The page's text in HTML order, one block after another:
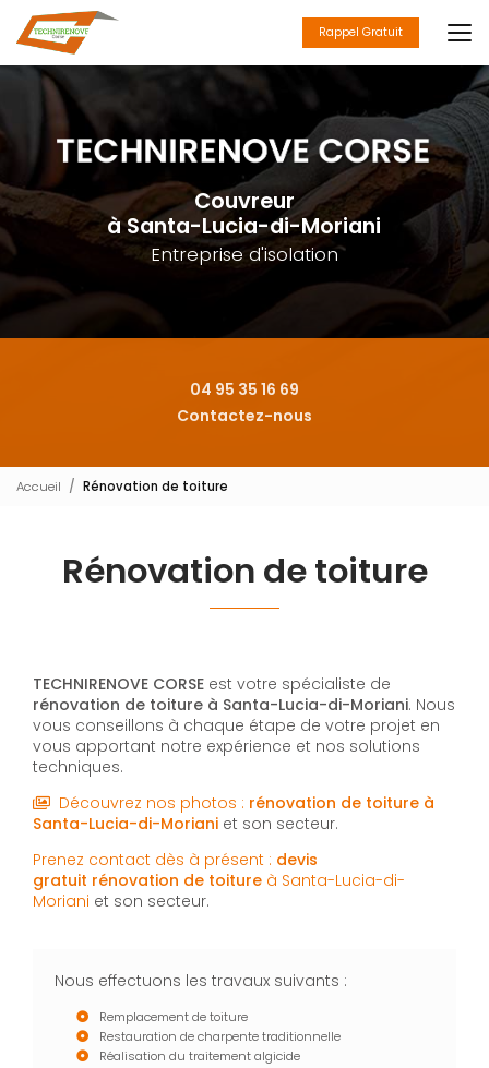
au
contenu
principal
Rappel Gratuit
Couvreur
à Santa-Lucia-di-Moriani
Entreprise d'isolation
04 95 35 16 69
Contactez-nous
Accueil Rénovation de toiture
Rénovation de toiture
TECHNIRENOVE CORSE est votre spécialiste de
rénovation de toiture à Santa-Lucia-di-Moriani. Nous
vous conseillons à chaque étape de votre projet en
vous apportant notre expérience et nos solutions
techniques.
Découvrez nos photos : rénovation de toiture à
Santa-Lucia-di-Moriani et son secteur.
Prenez contact dès à présent : devis
gratuit rénovation de toiture à Santa-Lucia-di-
Moriani et son secteur.
Nous effectuons les travaux suivants :
Remplacement de toiture
Restauration de charpente traditionnelle
Réalisation du traitement algicide